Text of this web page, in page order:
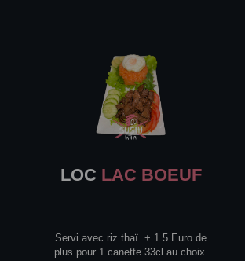
LOC LAC BOEUF
Servi avec riz thaï. + 1.5 Euro de
plus pour 1 canette 33cl au choix.